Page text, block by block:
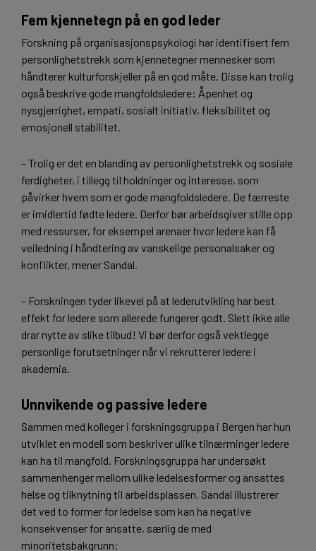
Fem kjennetegn på en god leder
Forskning på organisasjonspsykologi har identifisert fem
personlighetstrekk som kjennetegner mennesker som
håndterer kulturforskjeller på en god måte. Disse kan trolig
også beskrive gode mangfoldsledere: Åpenhet og
nysgjerrighet, empati, sosialt initiativ, fleksibilitet og
emosjonell stabilitet.
– Trolig er det en blanding av personlighetstrekk og sosiale
ferdigheter, i tillegg til holdninger og interesse, som
påvirker hvem som er gode mangfoldsledere. De færreste
er imidlertid fødte ledere. Derfor bør arbeidsgiver stille opp
med ressurser, for eksempel arenaer hvor ledere kan få
veiledning i håndtering av vanskelige personalsaker og
konflikter, mener Sandal.
– Forskningen tyder likevel på at lederutvikling har best
effekt for ledere som allerede fungerer godt. Slett ikke alle
drar nytte av slike tilbud! Vi bør derfor også vektlegge
personlige forutsetninger når vi rekrutterer ledere i
akademia.
Unnvikende og passive ledere
Sammen med kolleger i forskningsgruppa i Bergen har hun
utviklet en modell som beskriver ulike tilnærminger ledere
kan ha til mangfold. Forskningsgruppa har undersøkt
sammenhenger mellom ulike ledelsesformer og ansattes
helse og tilknytning til arbeidsplassen. Sandal illustrerer
det ved to former for ledelse som kan ha negative
konsekvenser for ansatte, særlig de med
minoritetsbakgrunn: